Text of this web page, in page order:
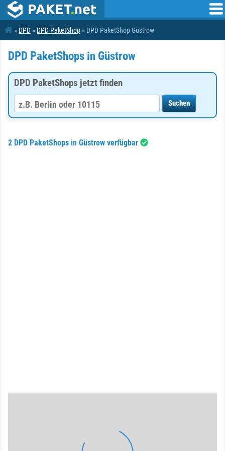
» DPD » DPD PaketShop » DPD PaketShop Güstrow
DPD PaketShops in Güstrow
DPD PaketShops jetzt finden
2 DPD PaketShops in Güstrow verfügbar